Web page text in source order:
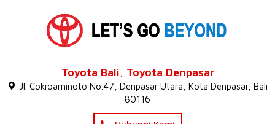
Toyota Bali, Toyota Denpasar
Jl. Cokroaminoto No.47, Denpasar Utara, Kota Denpasar, Bali
80116